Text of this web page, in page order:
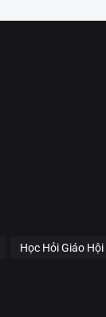
Học Hỏi Giáo Hội